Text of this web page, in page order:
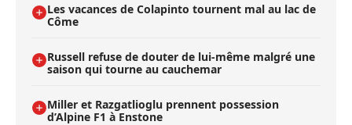
Les vacances de Colapinto tournent mal au lac de
Côme
Russell refuse de douter de lui-même malgré une
saison qui tourne au cauchemar
Miller et Razgatlioglu prennent possession
d’Alpine F1 à Enstone